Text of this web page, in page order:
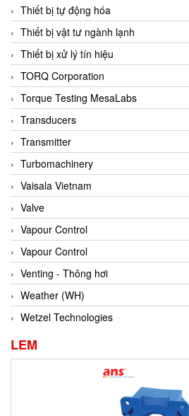
Coltraco
Comat Releco
Comax
COMETECH VietNam
COMFILE Technology
Conch
Conductix/ WAMPFLER
Contrec
Contrinex
Control Solution Minesota
Copeland
Cortem
Cosa Xentaur
Cosil
Coulton
Crouzet
Crowcon
Crutec Dust Zero Vietnam
Thiết bị tự động hóa
Thiết bị vật tư ngành lạnh
Thiết bị xử lý tín hiệu
TORQ Corporation
Torque Testing MesaLabs
Transducers
Transmitter
Turbomachinery
Vaisala Vietnam
Valve
Vapour Control
Vapour Control
Venting - Thông hơi
Weather (WH)
Wetzel Technologies
LEM